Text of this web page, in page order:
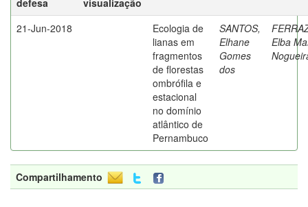
defesa
visualização
21-Jun-2018
Ecologia de
lianas em
fragmentos
de florestas
ombrófila e
estacional
no domínio
atlântico de
Pernambuco
SANTOS,
Elhane
Gomes
dos
Elba
Compartilhamento